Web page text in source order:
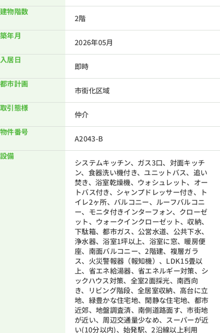
建物階数
2階
築年月
2026年05月
入居日
即時
都市計画
市街化区域
取引態様
仲介
物件番号
A2043-B
設備
システムキッチン、ガス3口、対面キッチ
ン、食器洗い機付き、ユニットバス、追い
焚き、浴室乾燥機、ウォシュレット、オー
トバス付き、シャンプドレッサー付き、ト
イレ2ヶ所、バルコニー、ルーフバルコニ
ー、モニタ付きインターフォン、クローゼ
ット、ウォークインクローゼット、収納、
下駄箱、都市ガス、公営水道、公共下水、
浄水器、浴室1坪以上、浴室に窓、暖房便
座、南面バルコニー、2階建、複層ガラ
ス、火災警報器（報知機）、LDK15畳以
上、省エネ給湯器、省エネルギー対策、シ
ックハウス対策、全室2面採光、南西向
き、リビング階段、全居室収納、高台に立
地、緑豊かな住宅地、閑静な住宅地、都市
近郊、地盤調査済、南側道路面す、市街地
が近い、周辺交通量少なめ、スーパーが近
い(10分以内)、始発駅、2沿線以上利用